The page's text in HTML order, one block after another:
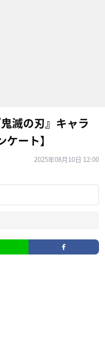
滅の刃』キャラ
ケート】
2025年08月10日 12:00